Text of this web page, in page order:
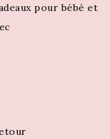
pour bébé et